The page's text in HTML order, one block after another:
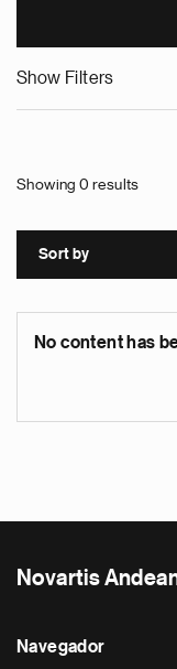
Show Filters
Showing 0 results
Sort by
No content has
Novartis
Navegador